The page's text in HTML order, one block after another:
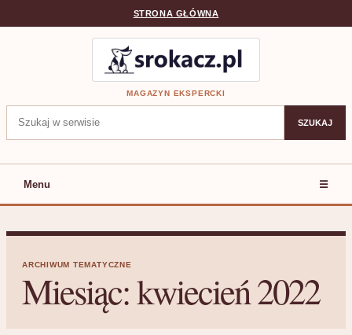
STRONA GŁÓWNA
MAGAZYN EKSPERCKI
Szukaj:
SZUKAJ
Menu ☰
ARCHIWUM TEMATYCZNE
Miesiąc:kwiecień 2022